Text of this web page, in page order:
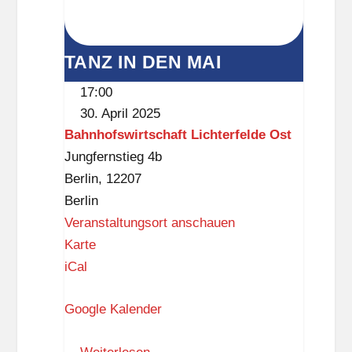
TANZ IN DEN MAI
17:00
30. April 2025
Bahnhofswirtschaft Lichterfelde Ost
Jungfernstieg 4b
Berlin, 12207
Berlin
Veranstaltungsort anschauen
KarteB
n
iCal
Google Kalender